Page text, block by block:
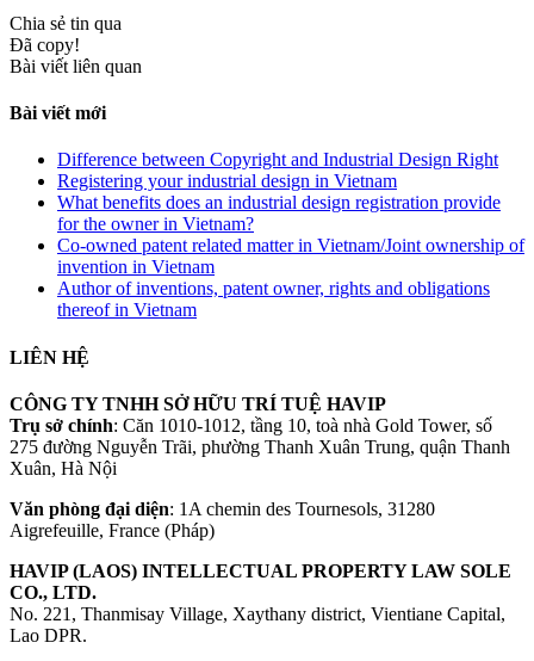
Chia sẻ tin qua
Đã copy!
Bài viết liên quan
Bài viết mới
Difference between Copyright and Industrial Design Right
Registering your industrial design in Vietnam
What benefits does an industrial design registration provide
for the owner in Vietnam?
Co-owned patent related matter in Vietnam/Joint ownership of
invention in Vietnam
Author of inventions, patent owner, rights and obligations
thereof in Vietnam
LIÊN HỆ
CÔNG TY TNHH SỞ HỮU TRÍ TUỆ HAVIP
Trụ sở chính: Căn 1010-1012, tầng 10, toà nhà Gold Tower, số
275 đường Nguyễn Trãi, phường Thanh Xuân Trung, quận Thanh
Xuân, Hà Nội
Văn phòng đại diện: 1A chemin des Tournesols, 31280
Aigrefeuille, France (Pháp)
HAVIP (LAOS) INTELLECTUAL PROPERTY LAW SOLE
CO., LTD.
No. 221, Thanmisay Village, Xaythany district, Vientiane Capital,
Lao DPR.